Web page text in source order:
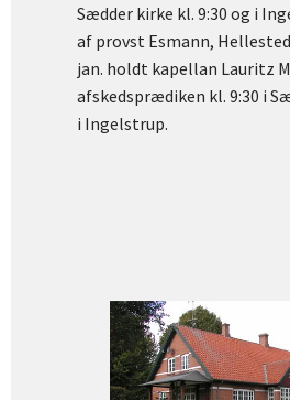
Sædder kirke kl. 9:30 og i
af provst Esmann,
jan. holdt kapellan Lauritz
afskedsprædiken kl. 9:30 i
i Ingelstrup.